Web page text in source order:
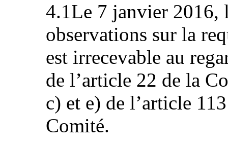
4.1Le 7 janvier 2016,
observations sur la
est irrecevable au
de l’article 22 de la
c) et e) de l’article
Comité.